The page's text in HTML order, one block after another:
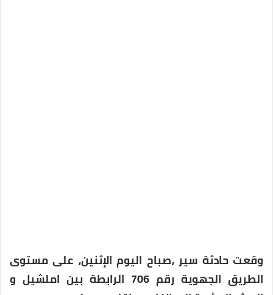
وقعت حادثة سير ،صباح اليوم الإثنين، على مستوى
الطريق الجهوية رقم 706 الرابطة بين املشيل و